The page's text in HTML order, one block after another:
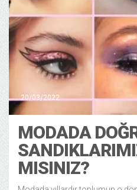
20/03/2022
MODADA
MISINIZ?